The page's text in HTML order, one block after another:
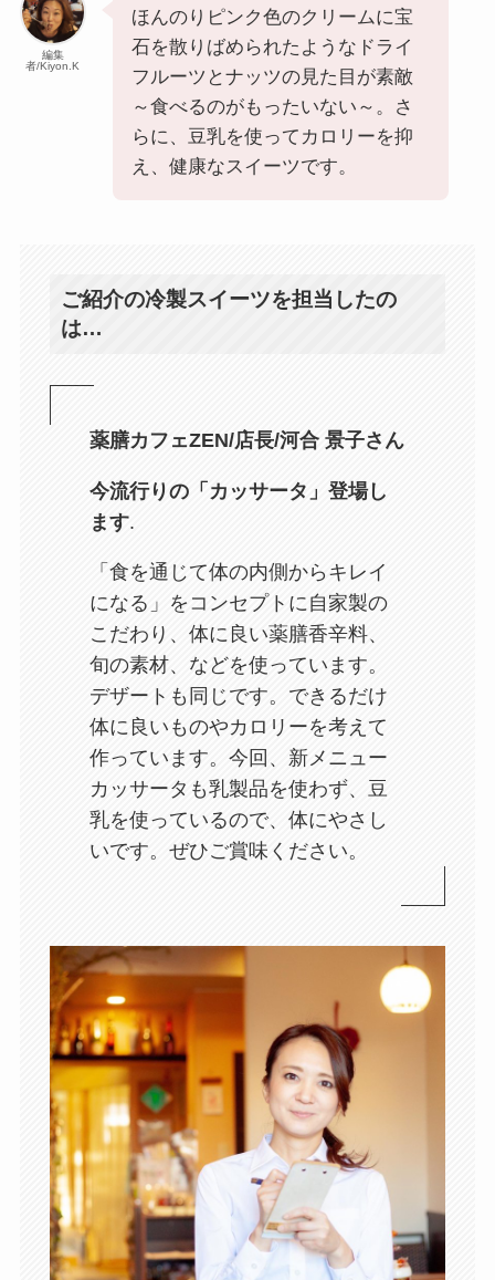
編集
者/Kiyon.K
ほんのりピンク色のクリームに宝
石を散りばめられたようなドライ
フルーツとナッツの見た目が素敵
～食べるのがもったいない～。さ
らに、豆乳を使ってカロリーを抑
え、健康なスイーツです。
ご紹介の冷製スイーツを担当したの
は…
薬膳カフェZEN/店長/河合 景子さん
今流行りの「カッサータ」登場し
ます.
「食を通じて体の内側からキレイ
になる」をコンセプトに自家製の
こだわり、体に良い薬膳香辛料、
旬の素材、などを使っています。
デザートも同じです。できるだけ
体に良いものやカロリーを考えて
作っています。今回、新メニュー
カッサータも乳製品を使わず、豆
乳を使っているので、体にやさし
いです。ぜひご賞味ください。